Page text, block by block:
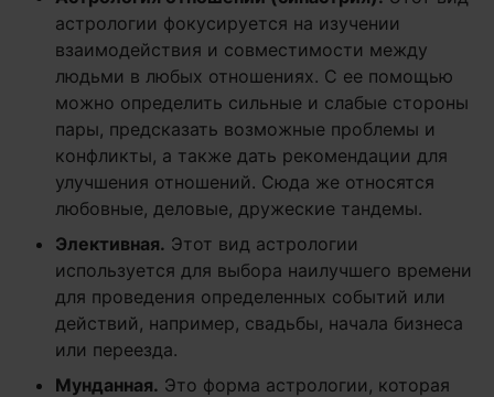
астрологии фокусируется на изучении
взаимодействия и совместимости между
людьми в любых отношениях. С ее помощью
можно определить сильные и слабые стороны
пары, предсказать возможные проблемы и
конфликты, а также дать рекомендации для
улучшения отношений. Сюда же относятся
любовные, деловые, дружеские тандемы.
Элективная. Этот вид астрологии
используется для выбора наилучшего времени
для проведения определенных событий или
действий, например, свадьбы, начала бизнеса
или переезда.
Мунданная. Это форма астрологии, которая